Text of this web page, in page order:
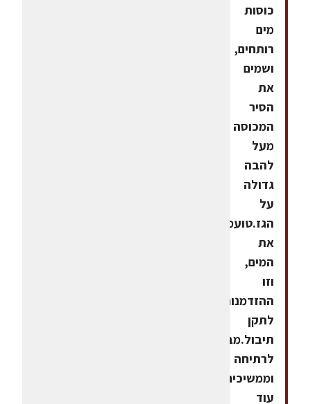
כוסות
מים
רותחים,
ושמים
את
הסיר
המכוסה
מעל
להבה
גדולה
על
הגז.טועמים
את
המים,
וזו
ההזדמנות
לתקן
תיבול.מביאים
לרתיחה
וממשיכים
עוד